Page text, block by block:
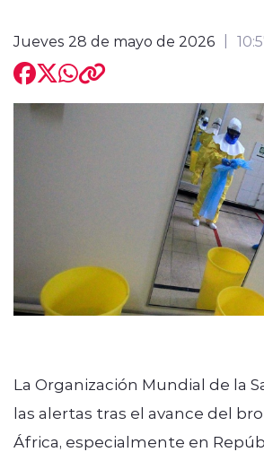
Jueves 28 de mayo de 2026
La Organización Mundial de la
las alertas tras el avance del
África, especialmente en